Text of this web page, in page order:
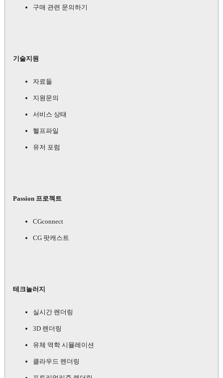
구매 관련 문의하기
기술지원
자료들
지원문의
서비스 상태
헬프파일
유저 포럼
Passion 프로젝트
CGconnect
CG 팟캐스트
테크놀러지
실시간 렌더링
3D 렌더링
유체 역학 시뮬레이션
클라우드 렌더링